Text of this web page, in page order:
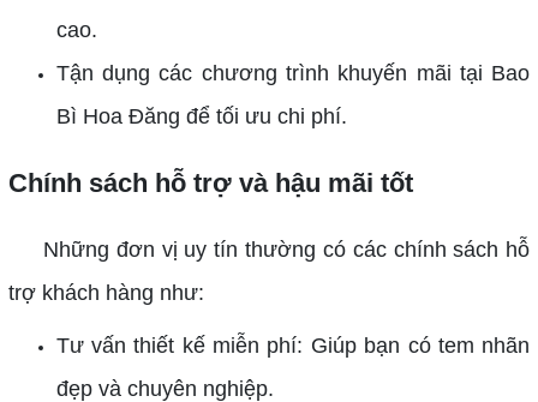
cao.
Tận dụng các chương trình khuyến mãi tại Bao
Bì Hoa Đăng để tối ưu chi phí.
Chính sách hỗ trợ và hậu mãi tốt
Những đơn vị uy tín thường có các chính sách hỗ
trợ khách hàng như:
Tư vấn thiết kế miễn phí: Giúp bạn có tem nhãn
đẹp và chuyên nghiệp.